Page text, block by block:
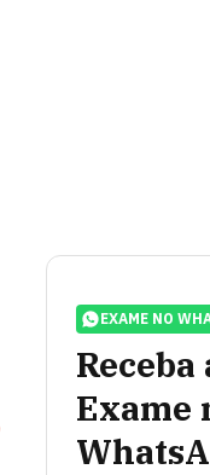
EXAME NO
Exame